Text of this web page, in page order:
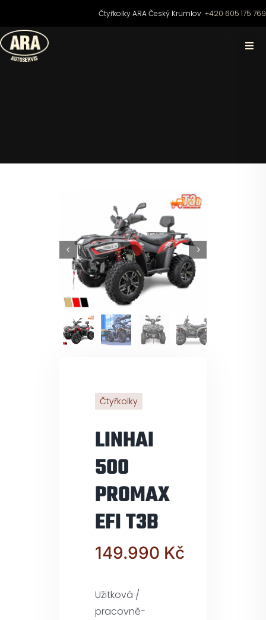
obsah
Čtyřkolky ARA Český Krumlov+420 605 175 769
Skútry
Pneuservis
Kontakt
 
Čtyřkolky
LINHAI
500
PROMAX
EFI T3B
149.990 Kč
Užitková /
pracovně-